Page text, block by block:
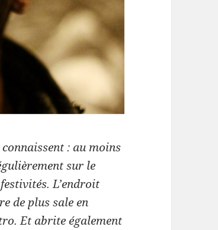
: au moins
sur le
L’endroit
de plus sale en
Et abrite égale­ment